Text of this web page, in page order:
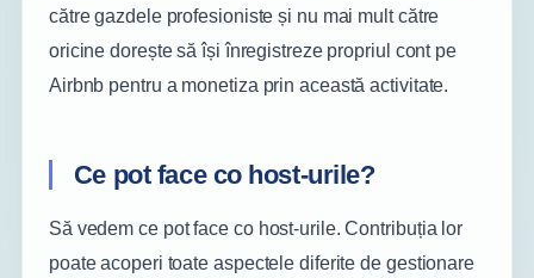
către gazdele profesioniste și nu mai mult către
oricine dorește să își înregistreze propriul cont pe
Airbnb pentru a monetiza prin această activitate.
Ce pot face co host-urile?
Să vedem ce pot face co host-urile. Contribuția lor
poate acoperi toate aspectele diferite de gestionare